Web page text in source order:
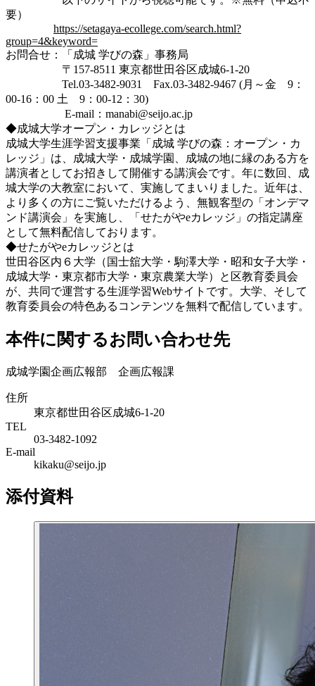
要）
https://setagaya-ecollege.com/search.html?
group=4&keyword=
お問合せ：「成城 学びの森」事務局
〒157-8511 東京都世田谷区成城6-1-20
Tel.03-3482-9031 Fax.03-3482-9467 (月～金 9：
00-16：00 土 9：00-12：30)
​ E-mail：manabi@seijo.ac.jp
◆成城大学オープン・カレッジとは
成城大学生涯学習支援事業「成城 学びの森：オープン・カ
レッジ」は、成城大学・成城学園、成城の地に縁のある方を
講演者としてお招きして開催する講演会です。年に数回、成
城大学の大教室において、実施してまいりました。近年は、
より多くの方にご覧いただけるよう、無観客型の「オンデマ
ンド講演会」を実施し、「せたがやeカレッジ」の指定講座
として無料配信しております。
◆せたがやeカレッジとは
世田谷区内６大学（国士舘大学・駒澤大学・昭和女子大学・
成城大学・東京都市大学・東京農業大学）と区教育委員会
が、共同で運営する生涯学習Webサイトです。大学、そして
教育委員会の特色あるコンテンツを無料で配信しています。
本件に関するお問い合わせ先
成城学園企画広報部 企画広報課
住所
東京都世田谷区成城6-1-20
TEL
03-3482-1092
E-mail
kikaku@seijo.jp
添付資料